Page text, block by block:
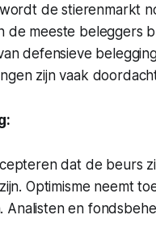
de stierenmarkt
de meeste beleggers
defensieve
zijn vaak
dat de beurs
Optimisme neemt
Analisten en